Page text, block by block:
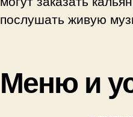
послушать живую
Меню и